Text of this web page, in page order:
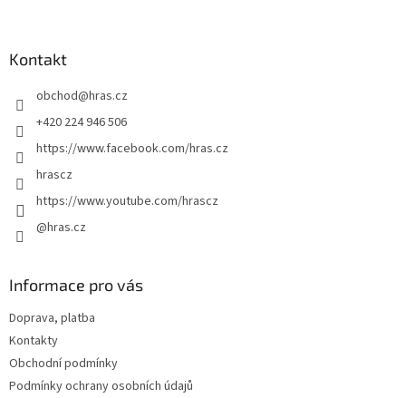
Kontakt
obchod@hras.cz
+420 224 946 506
https://www.facebook.com/hras.cz
hrascz
https://www.youtube.com/hrascz
@hras.cz
Informace pro vás
Doprava, platba
Kontakty
Obchodní podmínky
Podmínky ochrany osobních údajů